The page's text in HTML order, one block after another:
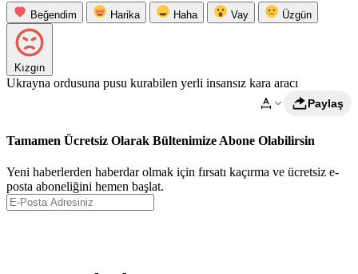
Beğendim Harika Haha Vay Üzgün
Kızgın
Ukrayna ordusuna pusu kurabilen yerli insansız kara aracı
Paylaş
Tamamen Ücretsiz Olarak Bültenimize Abone Olabilirsin
Yeni haberlerden haberdar olmak için fırsatı kaçırma ve ücretsiz e-
posta aboneliğini hemen başlat.